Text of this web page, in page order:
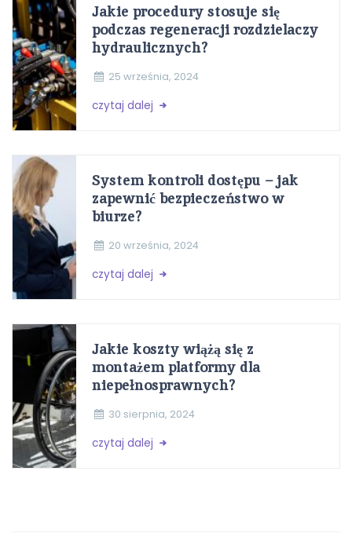
Jakie procedury stosuje się
podczas regeneracji rozdzielaczy
hydraulicznych?
25 września, 2024
czytaj dalej
System kontroli dostępu – jak
zapewnić bezpieczeństwo w
biurze?
20 września, 2024
czytaj dalej
Jakie koszty wiążą się z
montażem platformy dla
niepełnosprawnych?
30 sierpnia, 2024
czytaj dalej